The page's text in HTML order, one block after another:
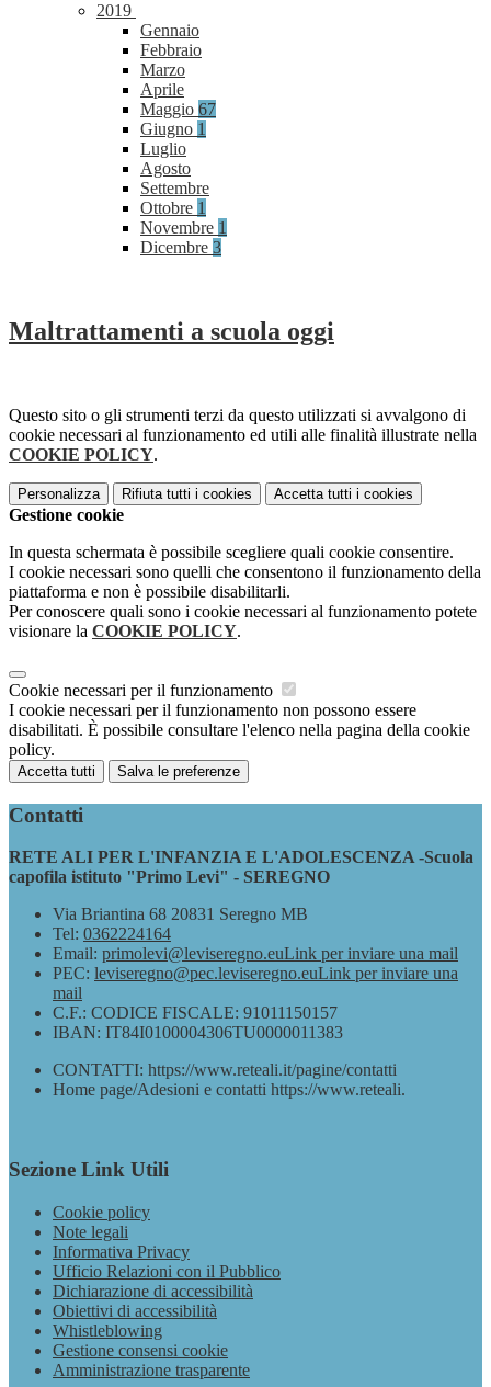
2019
Gennaio
Febbraio
Marzo
Aprile
Maggio 67
Giugno 1
Luglio
Agosto
Settembre
Ottobre 1
Novembre 1
Dicembre 3
Maltrattamenti a scuola oggi
Questo sito o gli strumenti terzi da questo utilizzati si avvalgono di
cookie necessari al funzionamento ed utili alle finalità illustrate nella
COOKIE POLICY.
Personalizza Rifiuta tutti i cookies Accetta tutti i cookies
Gestione cookie
In questa schermata è possibile scegliere quali cookie consentire.
I cookie necessari sono quelli che consentono il funzionamento della
piattaforma e non è possibile disabilitarli.
Per conoscere quali sono i cookie necessari al funzionamento potete
visionare la COOKIE POLICY.
Cookie necessari per il funzionamento
I cookie necessari per il funzionamento non possono essere
disabilitati. È possibile consultare l'elenco nella pagina della cookie
policy.
Accetta tutti Salva le preferenze
Contatti
RETE ALI PER L'INFANZIA E L'ADOLESCENZA -Scuola
capofila istituto "Primo Levi" - SEREGNO
Via Briantina 68 20831 Seregno MB
Tel: 0362224164
Email: primolevi@leviseregno.euLink per inviare una mail
PEC: leviseregno@pec.leviseregno.euLink per inviare una
mail
C.F.: CODICE FISCALE: 91011150157
IBAN: IT84I0100004306TU0000011383
CONTATTI: https://www.reteali.it/pagine/contatti
Home page/Adesioni e contatti https://www.reteali.
Sezione Link Utili
Cookie policy
Note legali
Informativa Privacy
Ufficio Relazioni con il Pubblico
Dichiarazione di accessibilità
Obiettivi di accessibilità
Whistleblowing
Gestione consensi cookie
Amministrazione trasparente